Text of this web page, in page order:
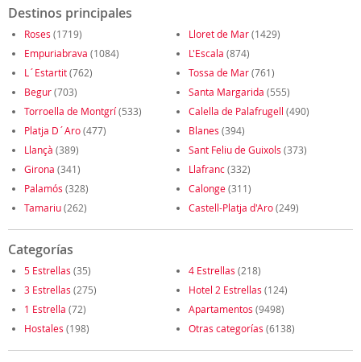
Destinos principales
Roses (1719) Lloret de Mar(1429)
Empuriabrava (1084) L'Escala (874)
L´Estartit(762) Tossa de Mar(761)
Begur(703) Santa Margarida (555)
Torroella de Montgrí(533) Calella de Palafrugell (490)
Platja D´Aro(477) Blanes (394)
Llançà (389) Sant Feliu de Guixols (373)
Girona (341) Llafranc(332)
Palamós (328) Calonge(311)
Tamariu(262) Castell-Platja d'Aro(249)
Categorías
5 Estrellas (35) 4 Estrellas (218)
3 Estrellas (275) Hotel 2 Estrellas (124)
1 Estrella (72) Apartamentos (9498)
Hostales (198) Otras categorías (6138)